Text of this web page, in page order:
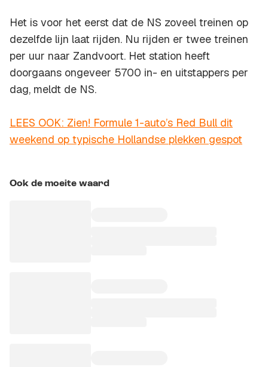
Het is voor het eerst dat de NS zoveel treinen op
dezelfde lijn laat rijden. Nu rijden er twee treinen
per uur naar Zandvoort. Het station heeft
doorgaans ongeveer 5700 in- en uitstappers per
dag, meldt de NS.
LEES OOK: Zien! Formule 1-auto’s Red Bull dit
weekend op typische Hollandse plekken gespot
Ook de moeite waard